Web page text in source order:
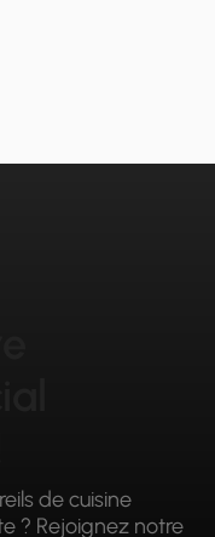
de cuisine
? Rejoignez notre